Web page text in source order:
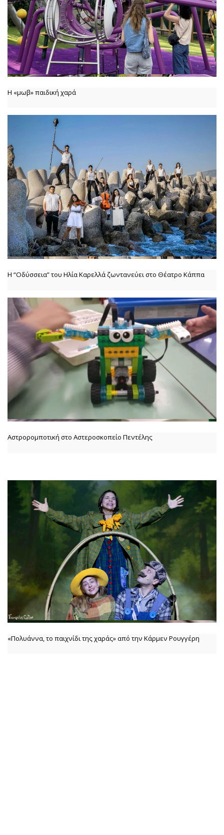
Η «μωβ» παιδική χαρά
Η “Οδύσσεια” του Ηλία Καρελλά ζωντανεύει στο Θέατρο Κάππα
Αστρορομποτική στο Αστεροσκοπείο Πεντέλης
«Πολυάννα, το παιχνίδι της χαράς» από την Κάρμεν Ρουγγέρη